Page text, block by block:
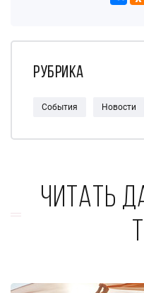
Рубрика
События Новости
Читать